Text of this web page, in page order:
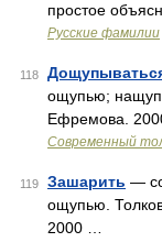
простое
Русские фамилии
118
ощупью;
Ефремова.
Современный
119 Зашарить —
ощупью.
2000 …